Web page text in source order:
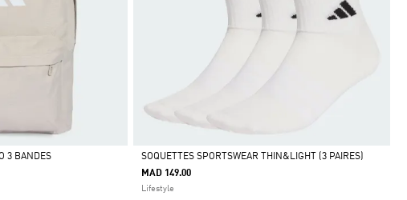
3 BANDES
Selected
SOQUETTES SPORTSWEAR THIN&LIGHT (3 PAIRES)
MAD 149.00
Lifestyle